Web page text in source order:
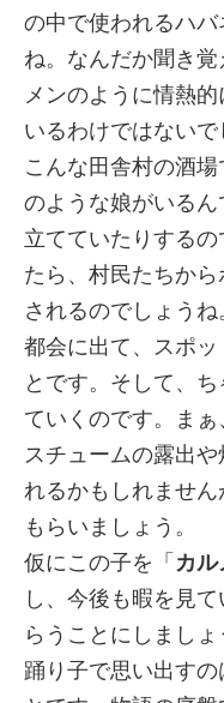
の中で使われるハ
ね。なんだか聞き
メンのように情熱
いるわけではないで
こんな田舎村の酒
のような娘がいる
立てていたりする
たら、村民たちか
されるのでしょう
都会に出て、スポ
とです。そして、
ていくのです。ま
スチュームの露出
れるかもしれませ
もらいましょう。
仮にこの子を「 カ
し、今後も暇を見
らうことにしましょ
踊り子で思い出す